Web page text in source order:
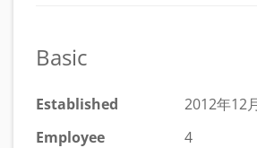
Basic
Established
2012年12
Employee
4